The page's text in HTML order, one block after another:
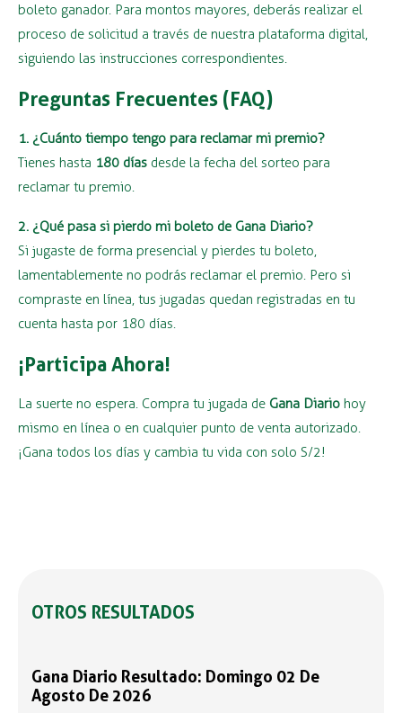
boleto ganador. Para montos mayores, deberás realizar el
proceso de solicitud a través de nuestra plataforma digital,
siguiendo las instrucciones correspondientes.
Preguntas Frecuentes (FAQ)
1. ¿Cuánto tiempo tengo para reclamar mi premio?
Tienes hasta 180 días desde la fecha del sorteo para
reclamar tu premio.
2. ¿Qué pasa si pierdo mi boleto de Gana Diario?
Si jugaste de forma presencial y pierdes tu boleto,
lamentablemente no podrás reclamar el premio. Pero si
compraste en línea, tus jugadas quedan registradas en tu
cuenta hasta por 180 días.
¡Participa Ahora!
La suerte no espera. Compra tu jugada de Gana Diario hoy
mismo en línea o en cualquier punto de venta autorizado.
¡Gana todos los días y cambia tu vida con solo S/2!
OTROS RESULTADOS
Gana Diario Resultado: Domingo 02 De
Agosto De 2026